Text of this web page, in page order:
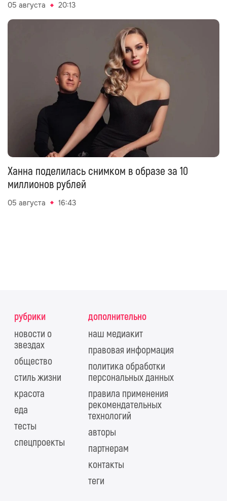
05 августа 20:13
Ханна поделилась снимком в образе за 10
миллионов рублей
05 августа 16:43
рубрики
новости о
звездах
общество
стиль жизни
красота
еда
тесты
спецпроекты
дополнительно
наш медиакит
правовая информация
политика обработки
персональных данных
правила применения
рекомендательных
технологий
авторы
партнерам
контакты
теги